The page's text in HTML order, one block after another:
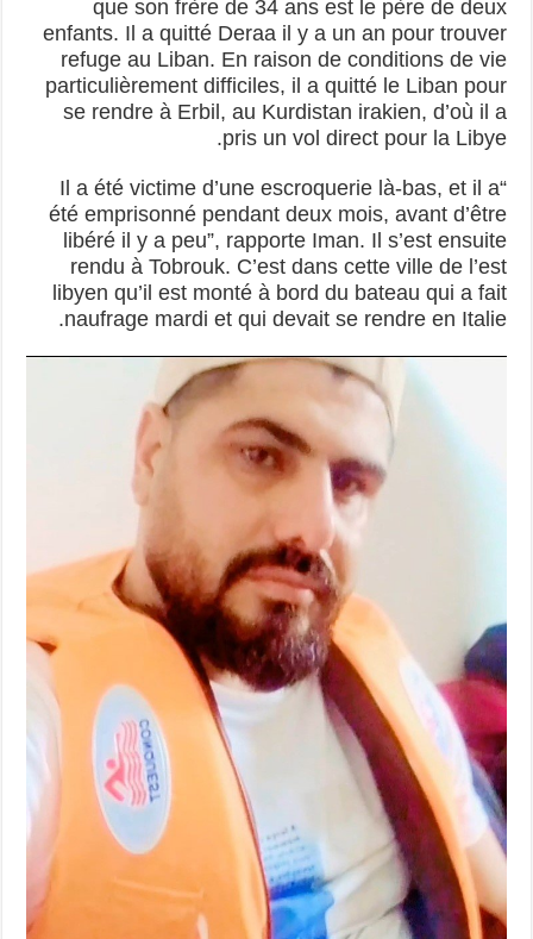
que son frère de 34 ans est le père de deux
enfants. Il a quitté Deraa il y a un an pour trouver
refuge au Liban. En raison de conditions de vie
particulièrement difficiles, il a quitté le Liban pour
se rendre à Erbil, au Kurdistan irakien, d’où il a
pris un vol direct pour la Libye.
“Il a été victime d’une escroquerie là-bas, et il a
été emprisonné pendant deux mois, avant d’être
libéré il y a peu”, rapporte Iman. Il s’est ensuite
rendu à Tobrouk. C’est dans cette ville de l’est
libyen qu’il est monté à bord du bateau qui a fait
naufrage mardi et qui devait se rendre en Italie.